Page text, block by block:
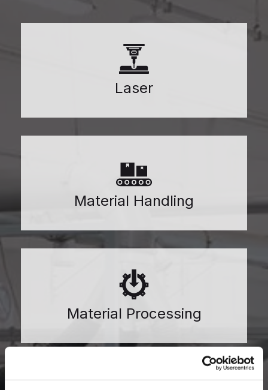
Laser
Material Handling
Material Processing